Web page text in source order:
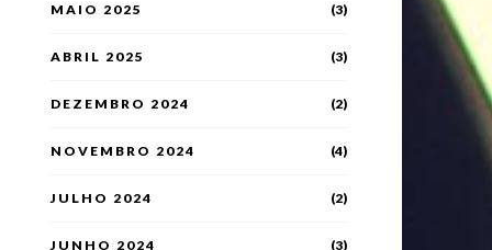
MAIO 2025 (3)
ABRIL 2025 (3)
DEZEMBRO 2024 (2)
NOVEMBRO 2024 (4)
JULHO 2024 (2)
JUNHO 2024 (3)